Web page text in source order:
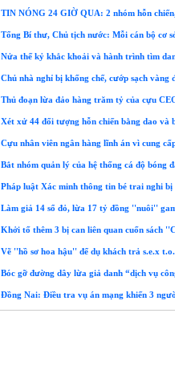
TIN NÓNG 24 GIỜ QUA: 2 nhóm hỗn
Tổng Bí thư, Chủ tịch nước: Mỗi cán bộ cơ
Nửa thế kỷ khắc khoải và hành trình tìm
Chủ nhà nghỉ bị khống chế, cướp sạch vàng
Thủ đoạn lừa đảo hàng trăm tỷ của cựu
Xét xử 44 đối tượng hỗn chiến bằng dao và
Cựu nhân viên ngân hàng lĩnh án vì cung
Bắt nhóm quản lý của hệ thống cá độ bóng
Pháp luật Xác minh thông tin bé trai nghi bị
Làm giả 14 sổ đỏ, lừa 17 tỷ đồng ''nuôi''
Khởi tố thêm 3 bị can liên quan cuốn sách
Vẽ ''hồ sơ hoa hậu'' để dụ khách trả s.e.x
Bóc gỡ đường dây lừa giả danh “dịch vụ
Đồng Nai: Điều tra vụ án mạng khiến 3